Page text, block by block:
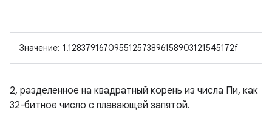
Значение: 1.128379167095512573896158903121545172f
2, разделенное на квадратный корень из числа Пи, как
32-битное число с плавающей запятой.